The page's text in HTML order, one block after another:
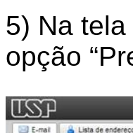
5) Na
opção